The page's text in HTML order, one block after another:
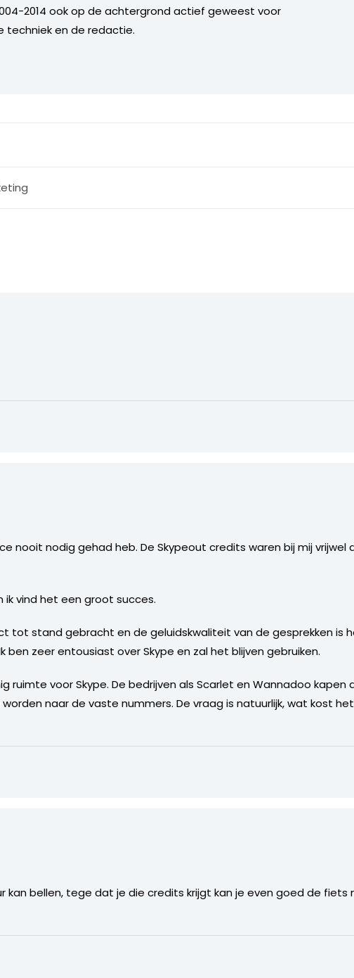
2014 ook op de achtergrond actief geweest voor
techniek en de redactie.
nooit nodig gehad heb. De Skypeout credits waren bij mij vrijwel
ik vind het een groot succes.
tot stand gebracht en de geluidskwaliteit van de gesprekken is
ben zeer entousiast over Skype en zal het blijven gebruiken.
ruimte voor Skype. De bedrijven als Scarlet en Wannadoo kapen
naar de vaste nummers. De vraag is natuurlijk, wat kost
kan bellen, tege dat je die credits krijgt kan je even goed de fiets